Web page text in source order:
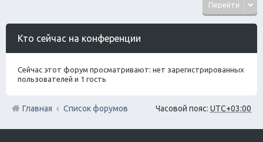
Перейти
Кто сейчас на конференции
Сейчас этот форум просматривают: нет зарегистрированных
пользователей и 1 гость
Часовой пояс: UTC+03:00
Главная Список форумов